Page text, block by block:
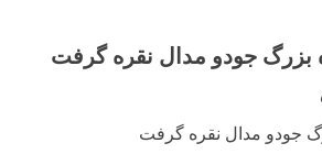
بزرگ جودو مدال نقره گرفت
جودو مدال نقره گرفت